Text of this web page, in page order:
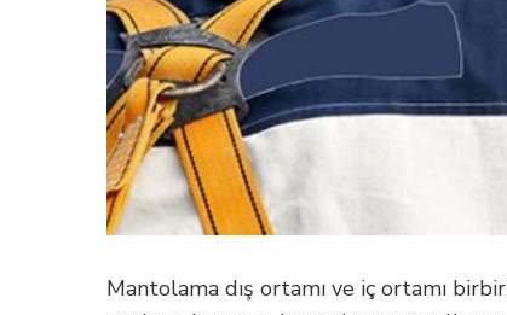
Mantolama dış ortamı ve iç ortamı